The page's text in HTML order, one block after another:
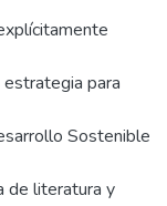
para
Sostenible
de literatura y